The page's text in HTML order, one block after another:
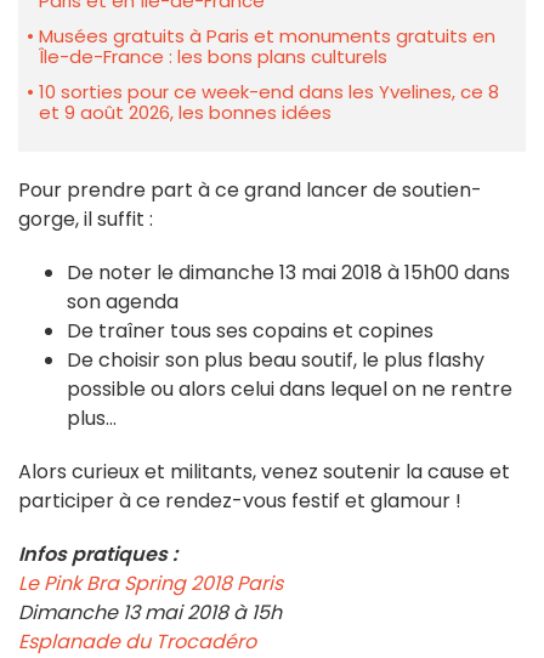
Musées gratuits à Paris et monuments gratuits en
Île-de-France : les bons plans culturels
10 sorties pour ce week-end dans les Yvelines, ce 8
et 9 août 2026, les bonnes idées
Pour prendre part à ce grand lancer de soutien-
gorge, il suffit :
De noter le dimanche 13 mai 2018 à 15h00 dans
son agenda
De traîner tous ses copains et copines
De choisir son plus beau soutif, le plus flashy
possible ou alors celui dans lequel on ne rentre
plus...
Alors curieux et militants, venez soutenir la cause et
participer à ce rendez-vous festif et glamour !
Infos pratiques :
Le Pink Bra Spring 2018 Paris
Dimanche 13 mai 2018 à 15h
Esplanade du Trocadéro